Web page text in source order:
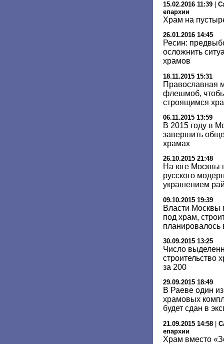
15.02.2016 11:39
епархии
Храм на
26.01.2016 14:45
Ресин:
осложнить
храмов
18.11.2015 15:31
Православная
флешмоб,
строящимся
06.11.2015 13:59
В 2015 году в
завершить
храмах
26.10.2015 21:48
На юге Москвы
русского
украшением
09.10.2015 19:39
Власти Москвы
под храм,
планировалось
30.09.2015 13:25
Число
строительство
за 200
29.09.2015 18:49
В Раеве один
храмовых
будет сдан в
21.09.2015 14:58 |
епархии
Храм вместо